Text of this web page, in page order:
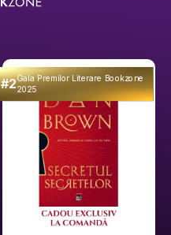
#2Gala Premilor Literare Bookzone
2025